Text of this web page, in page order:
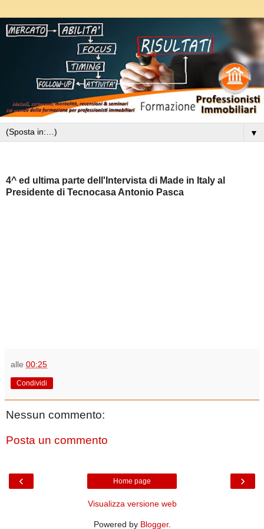
▼
4^ ed ultima parte dell'Intervista di Made in Italy al
Presidente di Tecnocasa Antonio Pasca
alle 00:25
Condividi
Nessun commento:
Posta un commento
‹ ›
Home page
Visualizza versione web
Powered by Blogger.